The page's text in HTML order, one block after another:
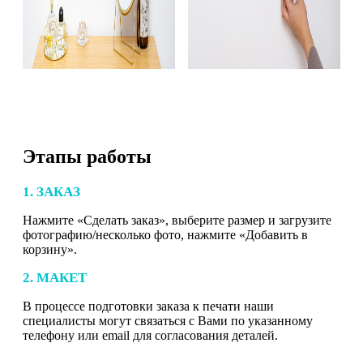
Этапы работы
1. ЗАКАЗ
Нажмите «Сделать заказ», выберите размер и загрузите
фотографию/несколько фото, нажмите «Добавить в
корзину».
2. МАКЕТ
В процессе подготовки заказа к печати наши
специалисты могут связаться с Вами по указанному
телефону или email для согласования деталей.